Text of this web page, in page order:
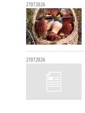
27.07.2026
27.07.2026